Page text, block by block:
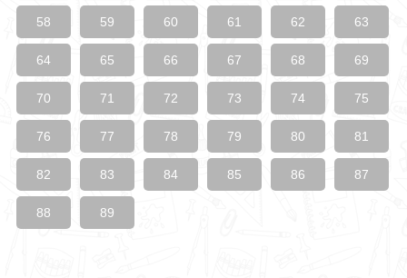
58 59 60 61 62 63
64 65 66 67 68 69
70 71 72 73 74 75
76 77 78 79 80 81
82 83 84 85 86 87
88 89